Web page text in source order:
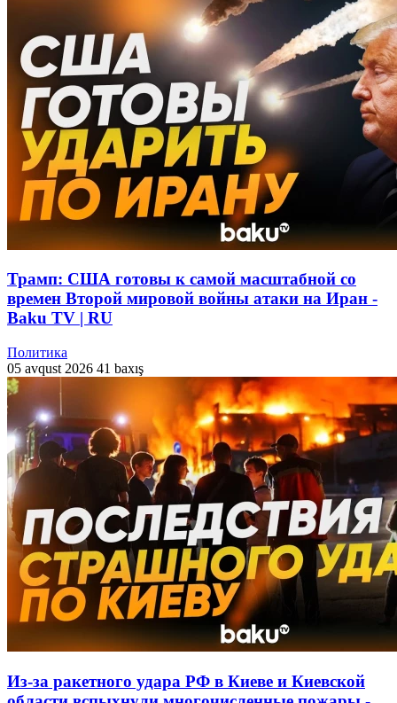
Трамп: США готовы к самой масштабной со
времен Второй мировой войны атаки на Иран -
Baku TV | RU
Политика
05 avqust 2026 41 baxış
Из-за ракетного удара РФ в Киеве и Киевской